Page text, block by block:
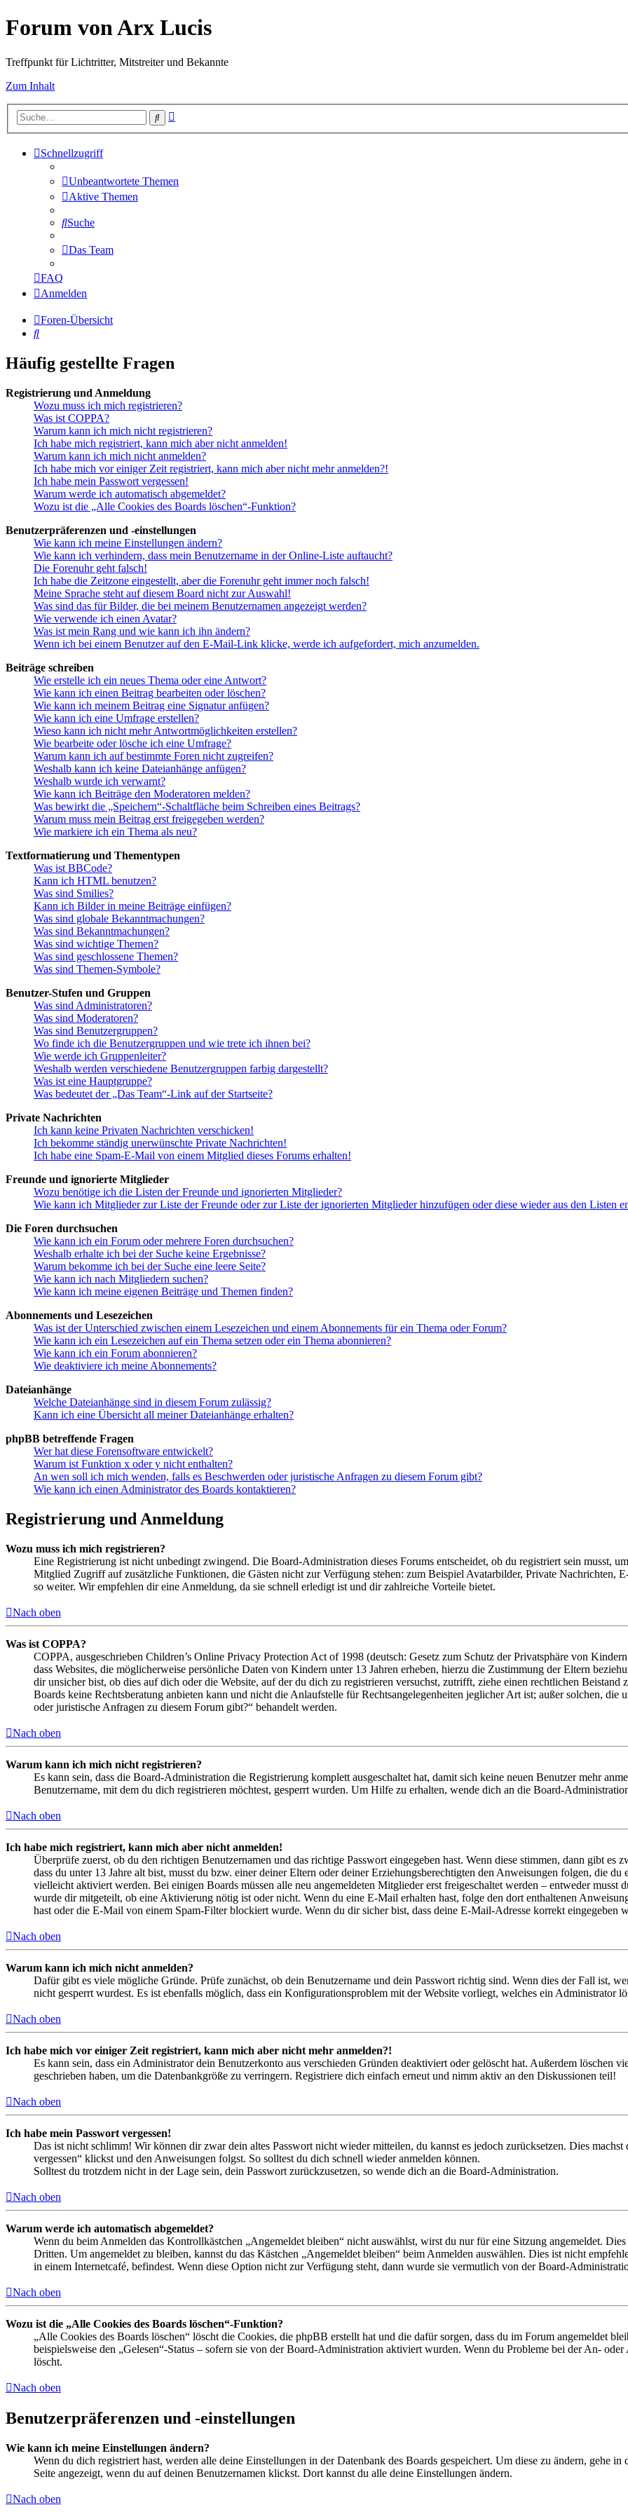
Forum von Arx Lucis
Treffpunkt für Lichtritter, Mitstreiter und Bekannte
Zum Inhalt
Suche
Schnellzugriff
Unbeantwortete Themen
Aktive Themen
Suche
Das Team
FAQ
Anmelden
Foren-Übersicht
Suche
Häufig gestellte Fragen
Registrierung und Anmeldung
Wozu muss ich mich registrieren?
Was ist COPPA?
Warum kann ich mich nicht registrieren?
Ich habe mich registriert, kann mich aber nicht anmelden!
Warum kann ich mich nicht anmelden?
Ich habe mich vor einiger Zeit registriert, kann mich aber nicht mehr anmelden?!
Ich habe mein Passwort vergessen!
Warum werde ich automatisch abgemeldet?
Wozu ist die „Alle Cookies des Boards löschen“-Funktion?
Benutzerpräferenzen und -einstellungen
Wie kann ich meine Einstellungen ändern?
Wie kann ich verhindern, dass mein Benutzername in der Online-Liste auftaucht?
Die Forenuhr geht falsch!
Ich habe die Zeitzone eingestellt, aber die Forenuhr geht immer noch falsch!
Meine Sprache steht auf diesem Board nicht zur Auswahl!
Was sind das für Bilder, die bei meinem Benutzernamen angezeigt werden?
Wie verwende ich einen Avatar?
Was ist mein Rang und wie kann ich ihn ändern?
Wenn ich bei einem Benutzer auf den E-Mail-Link klicke, werde ich aufgefordert, mich anzumelden.
Beiträge schreiben
Wie erstelle ich ein neues Thema oder eine Antwort?
Wie kann ich einen Beitrag bearbeiten oder löschen?
Wie kann ich meinem Beitrag eine Signatur anfügen?
Wie kann ich eine Umfrage erstellen?
Wieso kann ich nicht mehr Antwortmöglichkeiten erstellen?
Wie bearbeite oder lösche ich eine Umfrage?
Warum kann ich auf bestimmte Foren nicht zugreifen?
Weshalb kann ich keine Dateianhänge anfügen?
Weshalb wurde ich verwarnt?
Wie kann ich Beiträge den Moderatoren melden?
Was bewirkt die „Speichern“-Schaltfläche beim Schreiben eines Beitrags?
Warum muss mein Beitrag erst freigegeben werden?
Wie markiere ich ein Thema als neu?
Textformatierung und Thementypen
Was ist BBCode?
Kann ich HTML benutzen?
Was sind Smilies?
Kann ich Bilder in meine Beiträge einfügen?
Was sind globale Bekanntmachungen?
Was sind Bekanntmachungen?
Was sind wichtige Themen?
Was sind geschlossene Themen?
Was sind Themen-Symbole?
Benutzer-Stufen und Gruppen
Was sind Administratoren?
Was sind Moderatoren?
Was sind Benutzergruppen?
Wo finde ich die Benutzergruppen und wie trete ich ihnen bei?
Wie werde ich Gruppenleiter?
Weshalb werden verschiedene Benutzergruppen farbig dargestellt?
Was ist eine Hauptgruppe?
Was bedeutet der „Das Team“-Link auf der Startseite?
Private Nachrichten
Ich kann keine Privaten Nachrichten verschicken!
Ich bekomme ständig unerwünschte Private Nachrichten!
Ich habe eine Spam-E-Mail von einem Mitglied dieses Forums erhalten!
Freunde und ignorierte Mitglieder
Wozu benötige ich die Listen der Freunde und ignorierten Mitglieder?
Wie kann ich Mitglieder zur Liste der Freunde oder zur Liste der ignorierten Mitglieder hinzufügen oder diese wieder aus den Listen
Die Foren durchsuchen
Wie kann ich ein Forum oder mehrere Foren durchsuchen?
Weshalb erhalte ich bei der Suche keine Ergebnisse?
Warum bekomme ich bei der Suche eine leere Seite?
Wie kann ich nach Mitgliedern suchen?
Wie kann ich meine eigenen Beiträge und Themen finden?
Abonnements und Lesezeichen
Was ist der Unterschied zwischen einem Lesezeichen und einem Abonnements für ein Thema oder Forum?
Wie kann ich ein Lesezeichen auf ein Thema setzen oder ein Thema abonnieren?
Wie kann ich ein Forum abonnieren?
Wie deaktiviere ich meine Abonnements?
Dateianhänge
Welche Dateianhänge sind in diesem Forum zulässig?
Kann ich eine Übersicht all meiner Dateianhänge erhalten?
phpBB betreffende Fragen
Wer hat diese Forensoftware entwickelt?
Warum ist Funktion x oder y nicht enthalten?
An wen soll ich mich wenden, falls es Beschwerden oder juristische Anfragen zu diesem Forum gibt?
Wie kann ich einen Administrator des Boards kontaktieren?
Registrierung und Anmeldung
Wozu muss ich mich registrieren?
Eine Registrierung ist nicht unbedingt zwingend. Die Board-Administration dieses Forums entscheidet, ob du registriert sein musst,
Mitglied Zugriff auf zusätzliche Funktionen, die Gästen nicht zur Verfügung stehen: zum Beispiel Avatarbilder, Private Nachrichten,
so weiter. Wir empfehlen dir eine Anmeldung, da sie schnell erledigt ist und dir zahlreiche Vorteile bietet.
Nach oben
Was ist COPPA?
COPPA, ausgeschrieben Children’s Online Privacy Protection Act of 1998 (deutsch: Gesetz zum Schutz der Privatsphäre von
dass Websites, die möglicherweise persönliche Daten von Kindern unter 13 Jahren erheben, hierzu die Zustimmung der Eltern
dir unsicher bist, ob dies auf dich oder die Website, auf der du dich zu registrieren versuchst, zutrifft, ziehe einen rechtlichen
Boards keine Rechtsberatung anbieten kann und nicht die Anlaufstelle für Rechtsangelegenheiten jeglicher Art ist; außer solchen,
oder juristische Anfragen zu diesem Forum gibt?“ behandelt werden.
Nach oben
Warum kann ich mich nicht registrieren?
Es kann sein, dass die Board-Administration die Registrierung komplett ausgeschaltet hat, damit sich keine neuen Benutzer mehr
Benutzername, mit dem du dich registrieren möchtest, gesperrt wurden. Um Hilfe zu erhalten, wende dich an die Board-
Nach oben
Ich habe mich registriert, kann mich aber nicht anmelden!
Überprüfe zuerst, ob du den richtigen Benutzernamen und das richtige Passwort eingegeben hast. Wenn diese stimmen, dann gibt es
dass du unter 13 Jahre alt bist, musst du bzw. einer deiner Eltern oder deiner Erziehungsberechtigten den Anweisungen folgen, die
vielleicht aktiviert werden. Bei einigen Boards müssen alle neu angemeldeten Mitglieder erst freigeschaltet werden – entweder musst
wurde dir mitgeteilt, ob eine Aktivierung nötig ist oder nicht. Wenn du eine E-Mail erhalten hast, folge den dort enthaltenen
hast oder die E-Mail von einem Spam-Filter blockiert wurde. Wenn du dir sicher bist, dass deine E-Mail-Adresse korrekt eingegeben
Nach oben
Warum kann ich mich nicht anmelden?
Dafür gibt es viele mögliche Gründe. Prüfe zunächst, ob dein Benutzername und dein Passwort richtig sind. Wenn dies der Fall ist,
nicht gesperrt wurdest. Es ist ebenfalls möglich, dass ein Konfigurationsproblem mit der Website vorliegt, welches ein Administrator
Nach oben
Ich habe mich vor einiger Zeit registriert, kann mich aber nicht mehr anmelden?!
Es kann sein, dass ein Administrator dein Benutzerkonto aus verschieden Gründen deaktiviert oder gelöscht hat. Außerdem löschen
geschrieben haben, um die Datenbankgröße zu verringern. Registriere dich einfach erneut und nimm aktiv an den Diskussionen teil!
Nach oben
Ich habe mein Passwort vergessen!
Das ist nicht schlimm! Wir können dir zwar dein altes Passwort nicht wieder mitteilen, du kannst es jedoch zurücksetzen. Dies
vergessen“ klickst und den Anweisungen folgst. So solltest du dich schnell wieder anmelden können.
Solltest du trotzdem nicht in der Lage sein, dein Passwort zurückzusetzen, so wende dich an die Board-Administration.
Nach oben
Warum werde ich automatisch abgemeldet?
Wenn du beim Anmelden das Kontrollkästchen „Angemeldet bleiben“ nicht auswählst, wirst du nur für eine Sitzung angemeldet.
Dritten. Um angemeldet zu bleiben, kannst du das Kästchen „Angemeldet bleiben“ beim Anmelden auswählen. Dies ist nicht
in einem Internetcafé, befindest. Wenn diese Option nicht zur Verfügung steht, dann wurde sie vermutlich von der Board-
Nach oben
Wozu ist die „Alle Cookies des Boards löschen“-Funktion?
„Alle Cookies des Boards löschen“ löscht die Cookies, die phpBB erstellt hat und die dafür sorgen, dass du im Forum angemeldet
beispielsweise den „Gelesen“-Status – sofern sie von der Board-Administration aktiviert wurden. Wenn du Probleme bei der An-
löscht.
Nach oben
Benutzerpräferenzen und -einstellungen
Wie kann ich meine Einstellungen ändern?
Wenn du dich registriert hast, werden alle deine Einstellungen in der Datenbank des Boards gespeichert. Um diese zu ändern, gehe
Seite angezeigt, wenn du auf deinen Benutzernamen klickst. Dort kannst du alle deine Einstellungen ändern.
Nach oben